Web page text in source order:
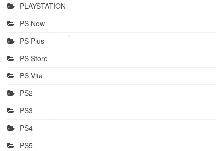
PLAYSTATION
PS Now
PS Plus
PS Store
PS Vita
PS2
PS3
PS4
PS5